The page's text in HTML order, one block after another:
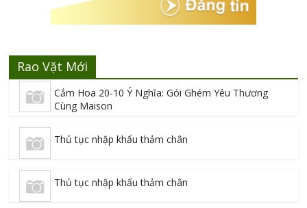
Rao Vặt Mới
Cắm Hoa 20-10 Ý Nghĩa: Gói Ghém Yêu Thương
Cùng Maison
Thủ tục nhập khẩu thảm chân
Thủ tục nhập khẩu thảm chân